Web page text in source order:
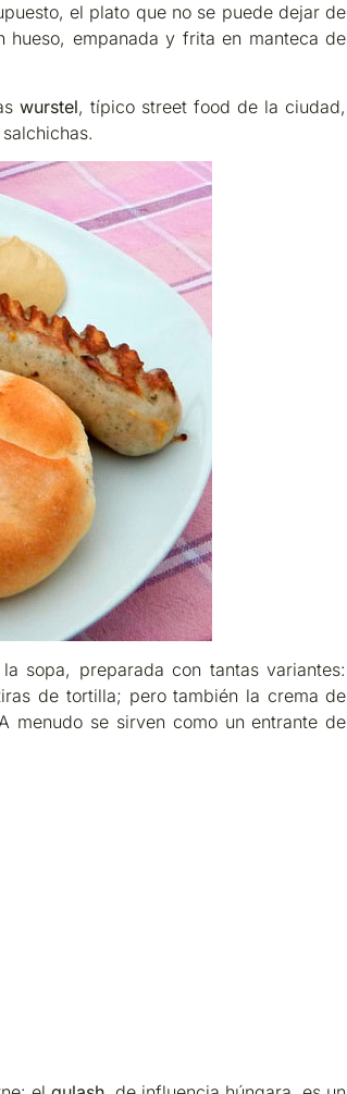
el plato que no se puede dejar de
hueso, empanada y frita en manteca de
wurstel, típico street food de la ciudad,
sopa, preparada con tantas variantes:
de tortilla; pero también la crema de
menudo se sirven como un entrante de